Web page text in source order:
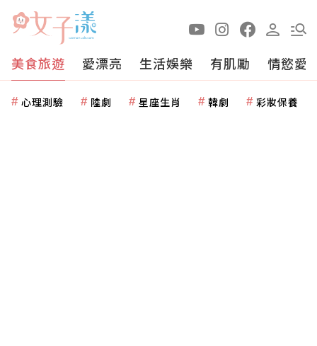
美食旅遊 愛漂亮 生活娛樂 有肌勵 情慾愛
心理測驗 陸劇 星座生肖 韓劇 彩妝保養